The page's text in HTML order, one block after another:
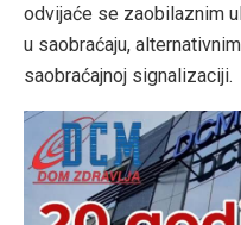
odvijaće se zaobilaznim
u saobraćaju,
saobraćajnoj signalizaciji.